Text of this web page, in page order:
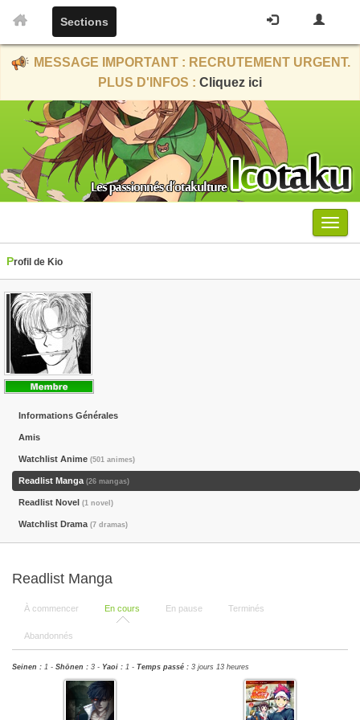
Sections
MESSAGE IMPORTANT : RECRUTEMENT URGENT.
PLUS D'INFOS : Cliquez ici
Menu
Profil de Kio
Informations Générales
Amis
Watchlist Anime (501 animes)
Readlist Manga (26 mangas)
Readlist Novel (1 novel)
Watchlist Drama (7 dramas)
Readlist Manga
À commencer En cours En pause Terminés
Abandonnés
Seinen : 1 - Shōnen : 3 - Yaoi : 1 - Temps passé : 3 jours 13 heures